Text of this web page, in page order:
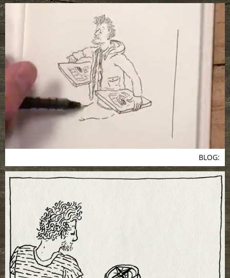
BLOG: